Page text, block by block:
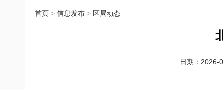
首页 > 信息发布 > 区局动态
日期：2026-